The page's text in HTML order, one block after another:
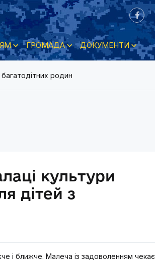
ГРОМАДА ДОКУМЕНТИ
родин
культури
дітей з
і ближче. Малеча із задоволенням чекає